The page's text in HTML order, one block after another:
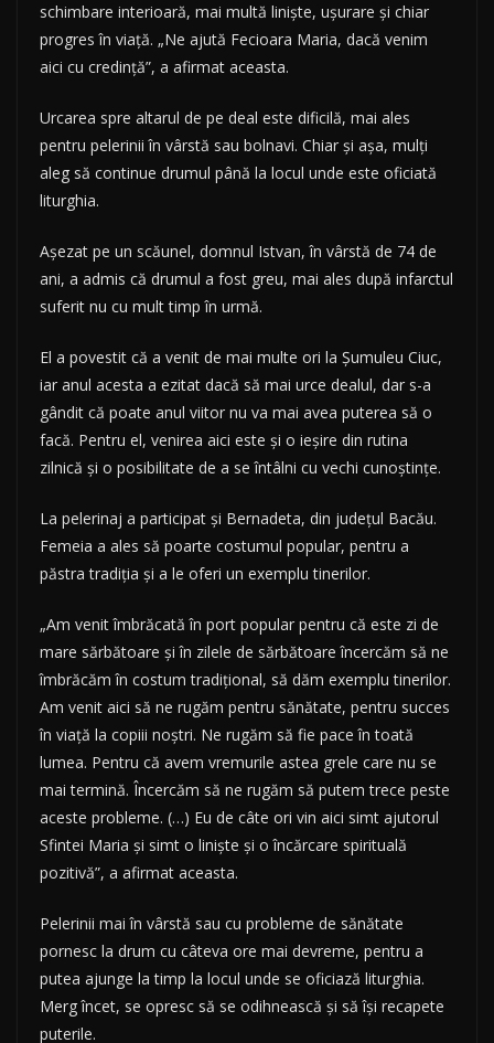
schimbare interioară, mai multă linişte, uşurare şi chiar
progres în viaţă. „Ne ajută Fecioara Maria, dacă venim
aici cu credinţă”, a afirmat aceasta.
Urcarea spre altarul de pe deal este dificilă, mai ales
pentru pelerinii în vârstă sau bolnavi. Chiar şi aşa, mulţi
aleg să continue drumul până la locul unde este oficiată
liturghia.
Aşezat pe un scăunel, domnul Istvan, în vârstă de 74 de
ani, a admis că drumul a fost greu, mai ales după infarctul
suferit nu cu mult timp în urmă.
El a povestit că a venit de mai multe ori la Şumuleu Ciuc,
iar anul acesta a ezitat dacă să mai urce dealul, dar s-a
gândit că poate anul viitor nu va mai avea puterea să o
facă. Pentru el, venirea aici este şi o ieşire din rutina
zilnică şi o posibilitate de a se întâlni cu vechi cunoştinţe.
La pelerinaj a participat şi Bernadeta, din judeţul Bacău.
Femeia a ales să poarte costumul popular, pentru a
păstra tradiţia şi a le oferi un exemplu tinerilor.
„Am venit îmbrăcată în port popular pentru că este zi de
mare sărbătoare şi în zilele de sărbătoare încercăm să ne
îmbrăcăm în costum tradiţional, să dăm exemplu tinerilor.
Am venit aici să ne rugăm pentru sănătate, pentru succes
în viaţă la copiii noştri. Ne rugăm să fie pace în toată
lumea. Pentru că avem vremurile astea grele care nu se
mai termină. Încercăm să ne rugăm să putem trece peste
aceste probleme. (…) Eu de câte ori vin aici simt ajutorul
Sfintei Maria şi simt o linişte şi o încărcare spirituală
pozitivă”, a afirmat aceasta.
Pelerinii mai în vârstă sau cu probleme de sănătate
pornesc la drum cu câteva ore mai devreme, pentru a
putea ajunge la timp la locul unde se oficiază liturghia.
Merg încet, se opresc să se odihnească şi să îşi recapete
puterile.